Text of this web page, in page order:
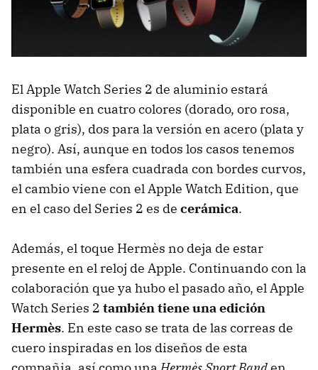
El Apple Watch Series 2 de aluminio estará
disponible en cuatro colores (dorado, oro rosa,
plata o gris), dos para la versión en acero (plata y
negro). Así, aunque en todos los casos tenemos
también una esfera cuadrada con bordes curvos,
el cambio viene con el Apple Watch Edition, que
en el caso del Series 2 es de cerámica.
Además, el toque Hermès no deja de estar
presente en el reloj de Apple. Continuando con la
colaboración que ya hubo el pasado año, el Apple
Watch Series 2 también tiene una edición
Hermès. En este caso se trata de las correas de
cuero inspiradas en los diseños de esta